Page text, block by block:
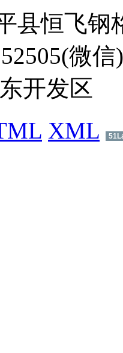
县恒飞钢
微
开发区
XML